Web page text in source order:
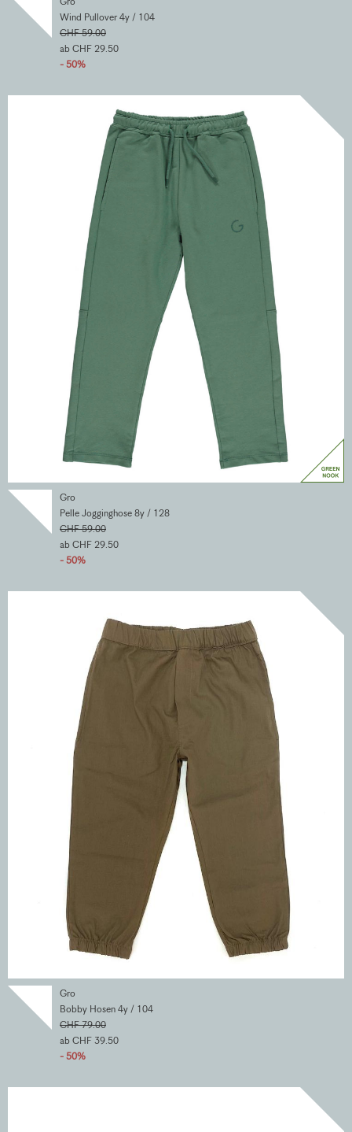
Wind Pullover 4y / 104
CHF 59.00
ab CHF 29.50
- 50%
Gro
Pelle Jogginghose 8y / 128
CHF 59.00
ab CHF 29.50
- 50%
Gro
Bobby Hosen 4y / 104
CHF 79.00
ab CHF 39.50
- 50%